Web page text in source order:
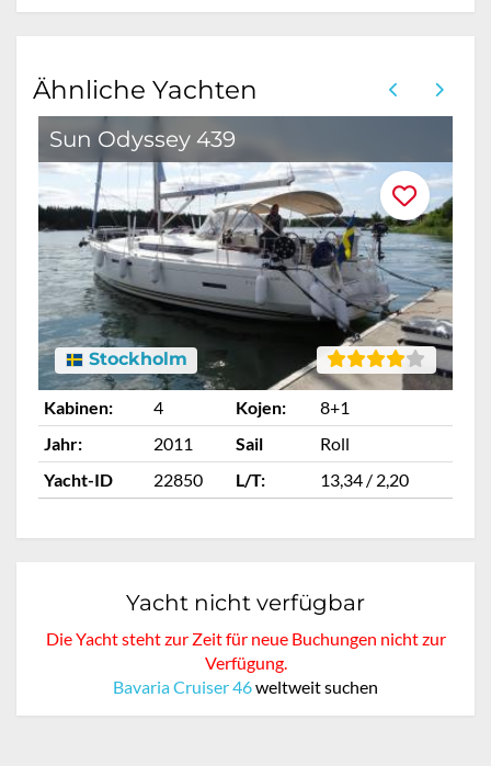
Ähnliche Yachten
Sun Odyssey 439
Stockholm
Kabinen: 4 Kojen:
8+1
Jahr:
2011 Sail
Roll
Yacht-ID
22850 L/T: 13,34 / 2,20
Yacht nicht verfügbar
Die Yacht steht zur Zeit für neue Buchungen nicht zur
Verfügung.
Bavaria Cruiser 46weltweit suchen